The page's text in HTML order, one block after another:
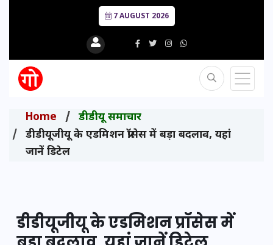
7 AUGUST 2026
Home
डीडीयू समाचार
डीडीयूजीयू के एडमिशन प्रॉसेस में बड़ा बदलाव, यहां
जानें डिटेल
डीडीयूजीयू के एडमिशन प्रॉसेस में